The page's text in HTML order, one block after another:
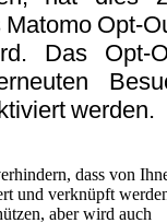
Opt-
Das Opt-
werden.